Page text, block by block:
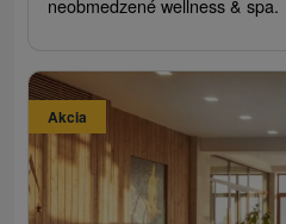
neobmedzené wellness & spa.
Akcia